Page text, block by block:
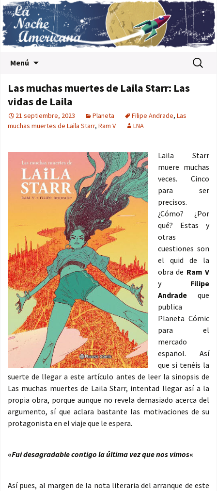
Menú Buscar:
Las muchas muertes de Laila Starr: Las
vidas de Laila
21 septiembre, 2023 Planeta Filipe Andrade, Las
muchas muertes de Laila Starr, Ram V LNA
Laila Starr
muere muchas
veces. Cinco
para ser
precisos.
¿Cómo? ¿Por
qué? Estas y
otras
cuestiones son
el quid de la
obra de Ram V
y Filipe
Andrade que
publica
Planeta Cómic
para el
mercado
español. Así
que si tenéis la
suerte de llegar a este artículo antes de leer la sinopsis de
Las muchas muertes de Laila Starr, intentad llegar así a la
propia obra, porque aunque no revela demasiado acerca del
argumento, sí que aclara bastante las motivaciones de su
protagonista en el viaje que le espera.
«Fui desagradable contigo la última vez que nos vimos«
Así pues, al margen de la nota literaria del arranque de este